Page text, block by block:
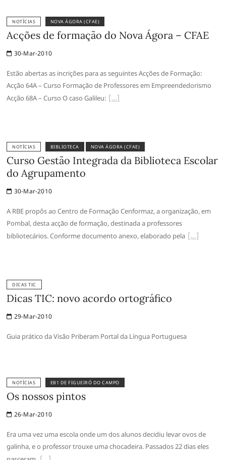
NOTÍCIAS NOVA ÁGORA (CFAE)
Acções de formação do Nova Ágora – CFAE
30-Mar-2010
Estão abertas as incrições para as seguintes Acções de Formação:
Acção 64A – Curso Formação de Professores em Empreendedorismo
Acção 68A – Curso O caso Galileu:
NOTÍCIAS BIBLIOTECA NOVA ÁGORA (CFAE)
Curso Gestão Integrada da Biblioteca Escolar
do Agrupamento
30-Mar-2010
A RBE propôs ao Centro de Formação Cenformaz, a organização, em
Pombal, desta acção de formação, destinada a professores
bibliotecários. Conforme documento anexo, elaborado pela
DICAS TIC
Dicas TIC: novo acordo ortográfico
29-Mar-2010
Guia prático da Visão Priberam Portal da Língua Portuguesa
NOTÍCIAS EB1 DE FIGUEIRÓ DO CAMPO
Os nossos pintos
26-Mar-2010
Era uma vez uma escola onde um dos alunos decidiu levar ovos de
galinha, e o professor trouxe uma chocadeira. Passados 22 dias eles